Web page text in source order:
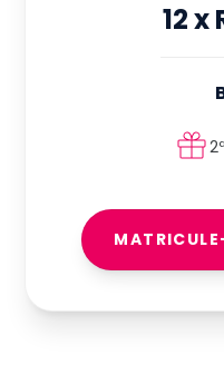
12x